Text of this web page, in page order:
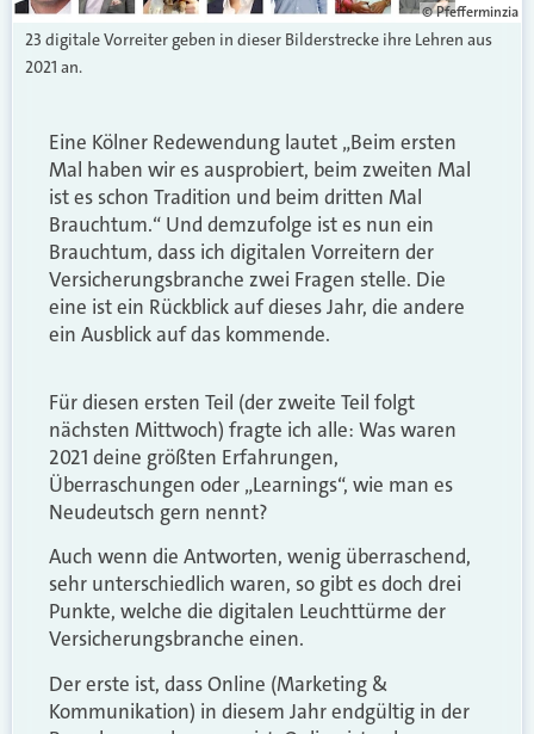
© Pfefferminzia
23 digitale Vorreiter geben in dieser Bilderstrecke ihre Lehren aus
2021 an.
Eine Kölner Redewendung lautet „Beim ersten
Mal haben wir es ausprobiert, beim zweiten Mal
ist es schon Tradition und beim dritten Mal
Brauchtum.“ Und demzufolge ist es nun ein
Brauchtum, dass ich digitalen Vorreitern der
Versicherungsbranche zwei Fragen stelle. Die
eine ist ein Rückblick auf dieses Jahr, die andere
ein Ausblick auf das kommende.
Für diesen ersten Teil (der zweite Teil folgt
nächsten Mittwoch) fragte ich alle: Was waren
2021 deine größten Erfahrungen,
Überraschungen oder „Learnings“, wie man es
Neudeutsch gern nennt?
Auch wenn die Antworten, wenig überraschend,
sehr unterschiedlich waren, so gibt es doch drei
Punkte, welche die digitalen Leuchttürme der
Versicherungsbranche einen.
Der erste ist, dass Online (Marketing &
Kommunikation) in diesem Jahr endgültig in der